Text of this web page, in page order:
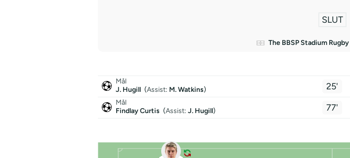
SLUT
The BBSP Stadium Rugby
Mål
J. Hugill (Assist: M. Watkins) 25'
Mål
Findlay Curtis (Assist: J. Hugill) 77'